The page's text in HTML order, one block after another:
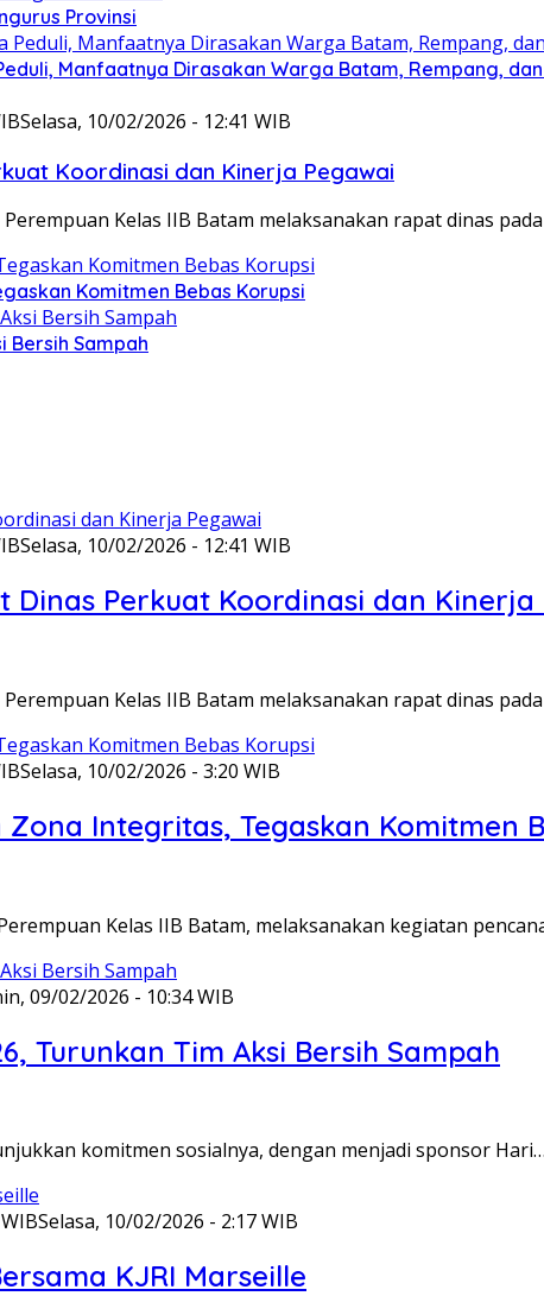
Provinsi
Manfaatnya Dirasakan Warga Batam, Rempang,
Selasa, 10/02/2026 - 12:41 WIB
Koordinasi dan Kinerja Pegawai
Kelas IIB Batam melaksanakan rapat dinas
Komitmen Bebas Korupsi
Bersih Sampah
Selasa, 10/02/2026 - 12:41 WIB
Dinas Perkuat Koordinasi dan Kinerja
Kelas IIB Batam melaksanakan rapat dinas
Selasa, 10/02/2026 - 3:20 WIB
Integritas, Tegaskan Komitmen
Kelas IIB Batam, melaksanakan kegiatan
09/02/2026 - 10:34 WIB
Turunkan Tim Aksi Bersih Sampah
komitmen sosialnya, dengan menjadi sponsor Hari…
Selasa, 10/02/2026 - 2:17 WIB
KJRI Marseille